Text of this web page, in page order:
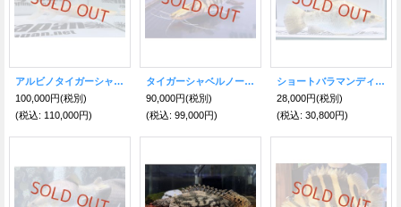
アルビノタイガーシャベルノーズキャット
100,000円(税別)
(税込: 110,000円)
タイガーシャベルノーズキャットフィッシュ
90,000円(税別)
(税込: 99,000円)
ショートバラマンディ（パーフェクトショートボディ）
28,000円(税別)
(税込: 30,800円)